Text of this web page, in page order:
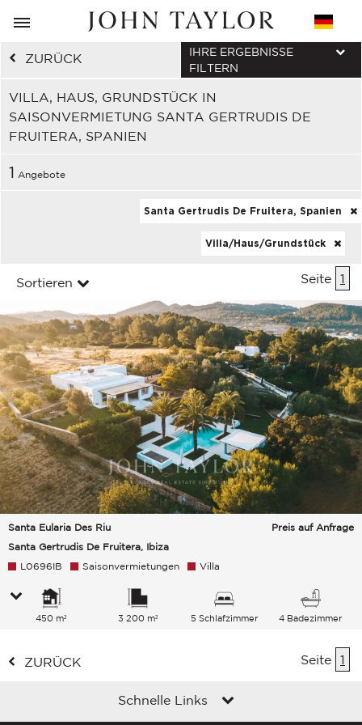
ZURÜCK
VILLA, HAUS, GRUNDSTÜCK IN
SAISONVERMIETUNG SANTA GERTRUDIS DE
FRUITERA, SPANIEN
IHRE ERGEBNISSE
FILTERN
1 Angebote
Santa Gertrudis De Fruitera, Spanien
Villa/Haus/Grundstück
Sortieren Seite 1
Santa Eularia Des Riu
Santa Gertrudis De Fruitera, Ibiza
Preis auf Anfrage
L0696IB Saisonvermietungen Villa
450 m² 3 200 m² 5 Schlafzimmer 4 Badezimmer
ZURÜCK Seite 1
Schnelle Links